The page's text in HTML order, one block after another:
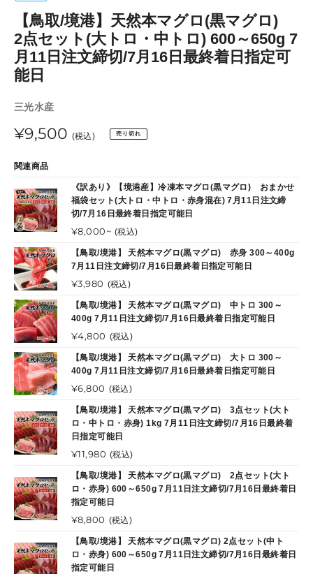
ド
【鳥取/境港】天然本マグロ(黒マグロ)
2点セット(大トロ・中トロ) 600～650g 7
月11日注文締切/7月16日最終着日指定可
能日
販
元
三光水産
通
常
格
¥9,500 (税込) 売り切れ
関連商品
《訳あり》【境港産】冷凍本マグロ(黒マグロ) おまかせ
福袋セット(大トロ・中トロ・赤身混在) 7月11日注文締
切/7月16日最終着日指定可能日
通
常
価
¥8,000~ (税込)
【鳥取/境港】 天然本マグロ(黒マグロ) 赤身 300～400g
7月11日注文締切/7月16日最終着日指定可能日
通
常
価
¥3,980 (税込)
【鳥取/境港】 天然本マグロ(黒マグロ) 中トロ 300～
400g 7月11日注文締切/7月16日最終着日指定可能日
通
常
価
¥4,800 (税込)
【鳥取/境港】 天然本マグロ(黒マグロ) 大トロ 300～
400g 7月11日注文締切/7月16日最終着日指定可能日
通
常
価
格
¥6,800 (税込)
【鳥取/境港】 天然本マグロ(黒マグロ) 3点セット(大ト
ロ・中トロ・赤身) 1kg 7月11日注文締切/7月16日最終着
日指定可能日
通
常
価
格
¥11,980 (税込)
【鳥取/境港】 天然本マグロ(黒マグロ) 2点セット(大ト
ロ・赤身) 600～650g 7月11日注文締切/7月16日最終着日
指定可能日
通
常
価
格
¥8,800 (税込)
【鳥取/境港】 天然本マグロ(黒マグロ) 2点セット(中ト
ロ・赤身) 600～650g 7月11日注文締切/7月16日最終着日
指定可能日